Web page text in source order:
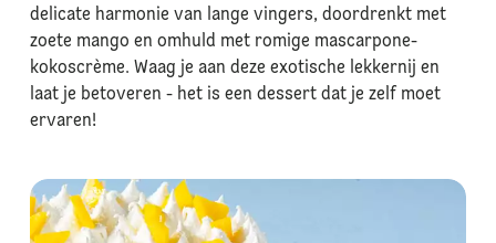
delicate harmonie van lange vingers, doordrenkt met
zoete mango en omhuld met romige mascarpone-
kokoscrème. Waag je aan deze exotische lekkernij en
laat je betoveren - het is een dessert dat je zelf moet
ervaren!